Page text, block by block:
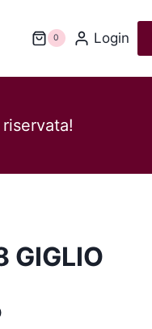
0 Login
GIGLIO